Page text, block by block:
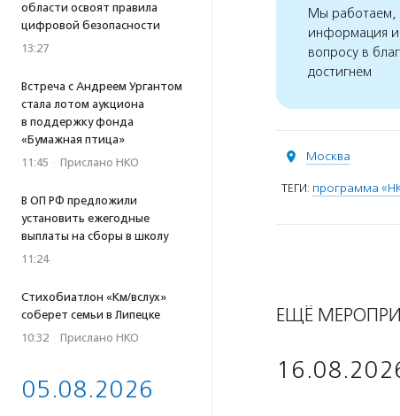
области освоят правила
цифровой безопасности
13:27
Встреча с Андреем Ургантом
стала лотом аукциона
в поддержку фонда
«Бумажная птица»
11:45 · Прислано НКО
В ОП РФ предложили
установить ежегодные
выплаты на сборы в школу
11:24
Стихобиатлон «Км/вслух»
соберет семьи в Липецке
10:32 · Прислано НКО
05.08.2026
Мы работаем,
информация
вопросу в
достигнем
Москва
ТЕГИ: программа
ЕЩЁ